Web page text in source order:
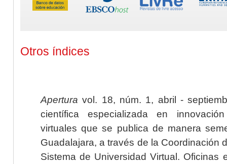
Otros índices
Apertura vol. 18, núm. 1, abril -
científica especializada en
virtuales que se publica de manera
Guadalajara, a través de la Coordinación
Sistema de Universidad Virtual. Oficinas